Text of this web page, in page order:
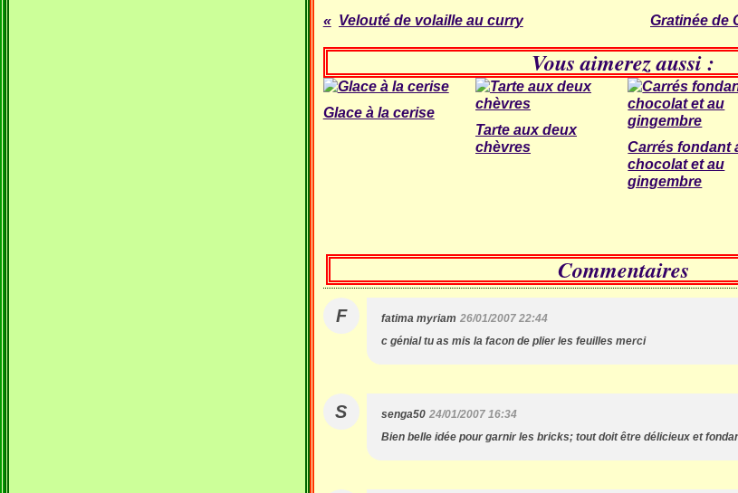
Velouté de volaille au curry Gratinée de
Vous aimerez aussi :
Glace à la cerise
Tarte aux deux
chèvres
Carrés fondant
chocolat et au
gingembre
Commentaires
F fatima myriam 26/01/2007 22:44
c génial tu as mis la facon de plier les feuilles merci
S senga50 24/01/2007 16:34
Bien belle idée pour garnir les bricks; tout doit être délicieux et